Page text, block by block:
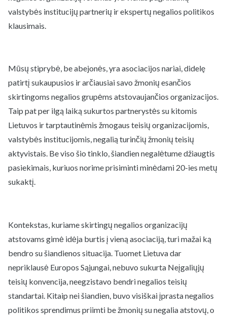
valstybės institucijų partnerių ir ekspertų negalios politikos
klausimais.
Mūsų stiprybė, be abejonės, yra asociacijos nariai, didelę
patirtį sukaupusios ir arčiausiai savo žmonių esančios
skirtingoms negalios grupėms atstovaujančios organizacijos.
Taip pat per ilgą laiką sukurtos partnerystės su kitomis
Lietuvos ir tarptautinėmis žmogaus teisių organizacijomis,
valstybės institucijomis, negalią turinčių žmonių teisių
aktyvistais. Be viso šio tinklo, šiandien negalėtume džiaugtis
pasiekimais, kuriuos norime prisiminti minėdami 20-ies metų
sukaktį.
Kontekstas, kuriame skirtingų negalios organizacijų
atstovams gimė idėja burtis į vieną asociaciją, turi mažai ką
bendro su šiandienos situacija. Tuomet Lietuva dar
nepriklausė Europos Sąjungai, nebuvo sukurta Neįgaliųjų
teisių konvencija, neegzistavo bendri negalios teisių
standartai. Kitaip nei šiandien, buvo visiškai įprasta negalios
politikos sprendimus priimti be žmonių su negalia atstovų, o